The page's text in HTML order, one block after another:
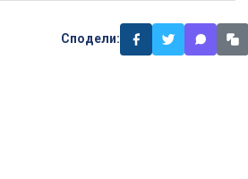
Сподели: